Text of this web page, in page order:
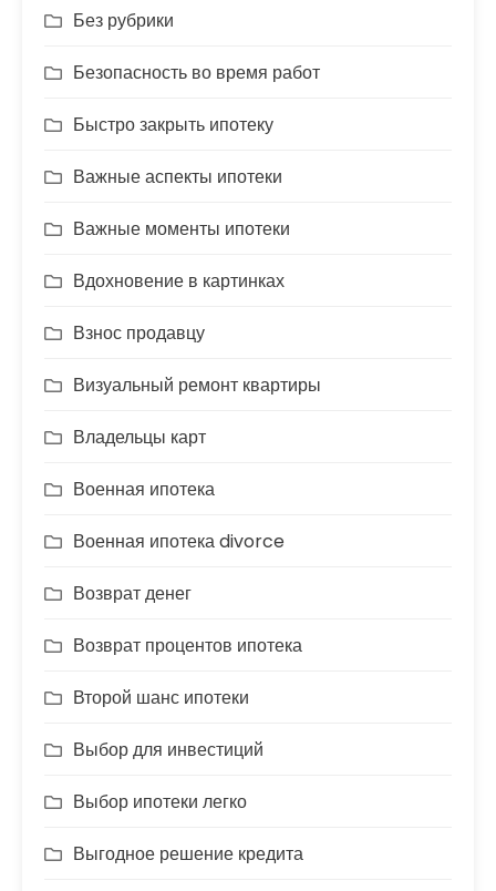
Без рубрики
Безопасность во время работ
Быстро закрыть ипотеку
Важные аспекты ипотеки
Важные моменты ипотеки
Вдохновение в картинках
Взнос продавцу
Визуальный ремонт квартиры
Владельцы карт
Военная ипотека
Военная ипотека divorce
Возврат денег
Возврат процентов ипотека
Второй шанс ипотеки
Выбор для инвестиций
Выбор ипотеки легко
Выгодное решение кредита